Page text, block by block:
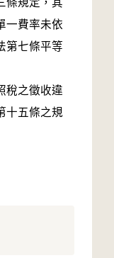
條規定，其
一費率未依
第七條平等
稅之徵收違
十五條之規